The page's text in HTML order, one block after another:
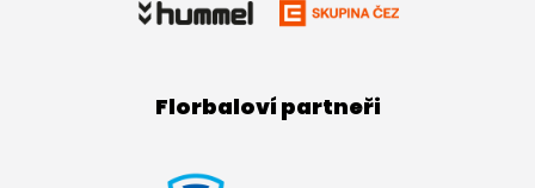
Florbaloví partneři